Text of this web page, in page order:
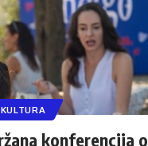
KULTURA
konferencija